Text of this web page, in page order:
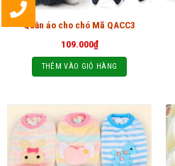
Quần áo cho chó Mã QACC3
109.000₫
THÊM VÀO GIỎ HÀNG